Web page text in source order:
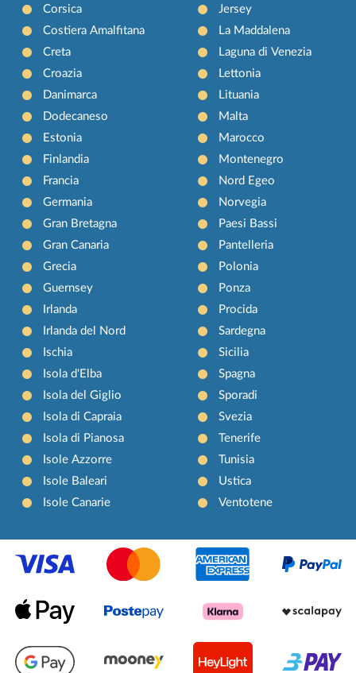
Corsica
Costiera Amalfitana
Creta
Croazia
Danimarca
Dodecaneso
Estonia
Finlandia
Francia
Germania
Gran Bretagna
Gran Canaria
Grecia
Guernsey
Irlanda
Irlanda del Nord
Ischia
Isola d'Elba
Isola del Giglio
Isola di Capraia
Isola di Pianosa
Isole Azzorre
Isole Baleari
Isole Canarie
Jersey
La Maddalena
Laguna di Venezia
Lettonia
Lituania
Malta
Marocco
Montenegro
Nord Egeo
Norvegia
Paesi Bassi
Pantelleria
Polonia
Ponza
Procida
Sardegna
Sicilia
Spagna
Sporadi
Svezia
Tenerife
Tunisia
Ustica
Ventotene